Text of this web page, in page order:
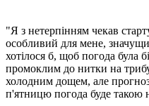
"Я з нетерпінням чекав
особливий для мене,
хотілося б, щоб погода була
промоклим до нитки на
холодним дощем, але
п'ятницю погода буде такою